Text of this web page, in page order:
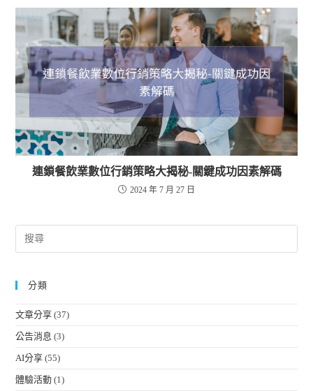
連鎖餐飲業數位行銷策略大揭秘-關鍵成功因素解碼
2024 年 7 月 27 日
分類
文章分享 (37)
公告消息 (3)
AI分享 (55)
體驗活動 (1)